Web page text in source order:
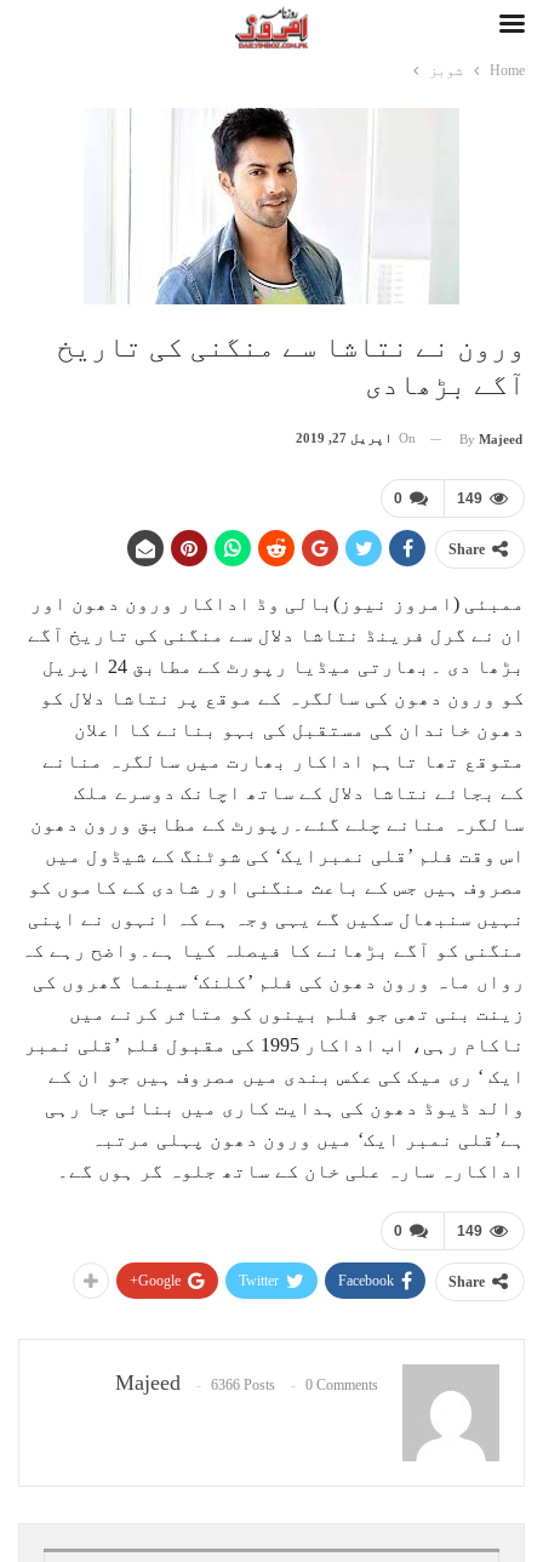
Home شوبز
ورون نے نتاشا سے منگنی کی تاریخ
آگے بڑھادی
By Majeed
On اپریل 27, 2019
0 149
Share
ممبئی (امروز نیوز)بالی وڈ اداکار ورون دھون اور
ان نے گرل فرینڈ نتاشا دلال سے منگنی کی تاریخ آگے
بڑھا دی ۔بھارتی میڈیا رپورٹ کے مطابق 24 اپریل
کو ورون دھون کی سالگرہ کے موقع پر نتاشا دلال کو
دھون خاندان کی مستقبل کی بہو بنانے کا اعلان
متوقع تھا تاہم اداکار بھارت میں سالگرہ منانے
کے بجائے نتاشا دلال کے ساتھ اچانک دوسرے ملک
سالگرہ منانے چلے گئے۔رپورٹ کے مطابق ورون دھون
اس وقت فلم ’قلی نمبرایک‘ کی شوٹنگ کے شیڈول میں
مصروف ہیں جس کے باعث منگنی اور شادی کے کاموں کو
نہیں سنبھال سکیں گے یہی وجہ ہے کہ انہوں نے اپنی
منگنی کو آگے بڑھانے کا فیصلہ کیا ہے۔واضح رہے کہ
رواں ماہ ورون دھون کی فلم ’کلنک‘ سینما گھروں کی
زینت بنی تھی جو فلم بینوں کو متاثر کرنے میں
ناکام رہی، اب اداکار 1995 کی مقبول فلم ’قلی نمبر
ایک ‘ ری میک کی عکس بندی میں مصروف ہیں جو ان کے
والد ڈیوڈ دھون کی ہدایت کاری میں بنائی جا رہی
ہے’قلی نمبر ایک‘ میں ورون دھون پہلی مرتبہ
اداکارہ سارہ علی خان کے ساتھ جلوہ گر ہوں گے۔
0 149
Share
Facebook
Twitter
Google+
Majeed 6366 Posts 0 Comments